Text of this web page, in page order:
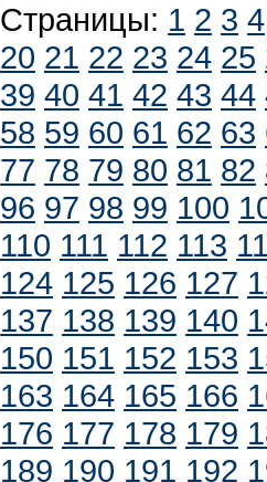
Страницы: 1 2 3 4
20 21 22 23 24 25
39 40 41 42 43 44
58 59 60 61 62 63
77 78 79 80 81 82
96 97 98 99 100
110 111 112 113
124 125 126 127
137 138 139 140
150 151 152 153
163 164 165 166
176 177 178 179
189 190 191 192